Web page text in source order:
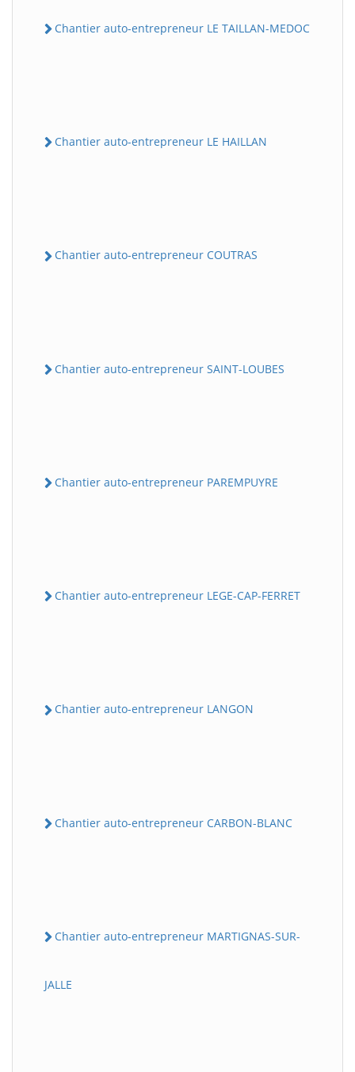
Chantier auto-entrepreneur LE TAILLAN-MEDOC
Chantier auto-entrepreneur LE HAILLAN
Chantier auto-entrepreneur COUTRAS
Chantier auto-entrepreneur SAINT-LOUBES
Chantier auto-entrepreneur PAREMPUYRE
Chantier auto-entrepreneur LEGE-CAP-FERRET
Chantier auto-entrepreneur LANGON
Chantier auto-entrepreneur CARBON-BLANC
Chantier auto-entrepreneur MARTIGNAS-SUR-
JALLE